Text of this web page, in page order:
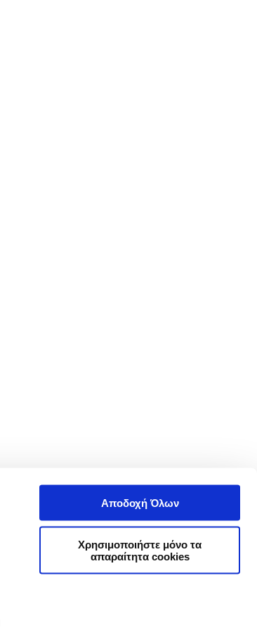
Αποδοχή Όλων
Χρησιμοποιήστε μόνο τα
απαραίτητα cookies